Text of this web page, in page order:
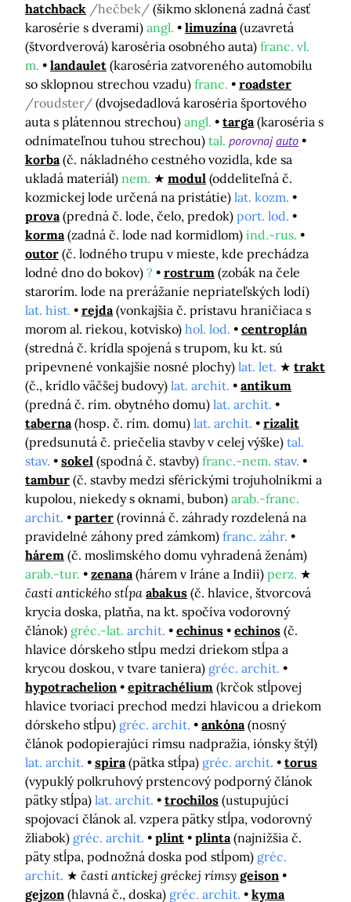
hatchback /hečbek/ (šikmo sklonená zadná časť
karosérie s dverami) angl. limuzína (uzavretá
(štvordverová) karoséria osobného auta) franc. vl.
m.
landaulet (karoséria zatvoreného automobilu
so sklopnou strechou vzadu) franc.
roadster
/roudster/ (dvojsedadlová karoséria športového
auta s plátennou strechou) angl. targa (karoséria s
odnímateľnou tuhou strechou) tal. porovnajauto
korba (č. nákladného cestného vozidla, kde sa
ukladá materiál) nem. modul (oddeliteľná č.
kozmickej lode určená na pristátie) lat. kozm.
prova (predná č. lode, čelo, predok) port. lod.
korma (zadná č. lode nad kormidlom) ind.-rus.
outor (č. lodného trupu v mieste, kde prechádza
lodné dno do bokov) ? rostrum (zobák na čele
starorím. lode na prerážanie nepriateľských lodí)
lat. hist.
rejda (vonkajšia č. prístavu hraničiaca s
morom al. riekou, kotvisko) hol. lod.
centroplán
(stredná č. krídla spojená s trupom, ku kt. sú
pripevnené vonkajšie nosné plochy) lat. let.
trakt
(č., krídlo väčšej budovy) lat. archit.
antikum
(predná č. rím. obytného domu) lat. archit.
taberna (hosp. č. rím. domu) lat. archit.
rizalit
(predsunutá č. priečelia stavby v celej výške) tal.
stav.
sokel (spodná č. stavby) franc.-nem. stav.
tambur (č. stavby medzi sférickými trojuholníkmi a
kupolou, niekedy s oknami, bubon) arab.-franc.
archit.
parter (rovinná č. záhrady rozdelená na
pravidelné záhony pred zámkom) franc. záhr.
hárem (č. moslimského domu vyhradená ženám)
arab.-tur.
zenana (hárem v Iráne a Indii) perz.
časti antického stĺpa abakus (č. hlavice, štvorcová
krycia doska, platňa, na kt. spočíva vodorovný
článok) gréc.-lat. archit. echinus echinos (č.
hlavice dórskeho stĺpu medzi driekom stĺpa a
krycou doskou, v tvare taniera) gréc. archit.
hypotrachelion
epitrachélium (krčok stĺpovej
hlavice tvoriaci prechod medzi hlavicou a driekom
dórskeho stĺpu) gréc. archit. ankóna (nosný
článok podopierajúci rímsu nadpražia, iónsky štýl)
lat. archit.
spira (pätka stĺpa) gréc. archit.
torus
(vypuklý polkruhový prstencový podporný článok
pätky stĺpa) lat. archit. trochilos (ustupujúci
spojovací článok al. vzpera pätky stĺpa, vodorovný
žliabok) gréc. archit. plint plinta (najnižšia č.
päty stĺpa, podnožná doska pod stĺpom) gréc.
archit.
časti antickej gréckej rímsy geison
gejzon (hlavná č., doska) gréc. archit.
kyma